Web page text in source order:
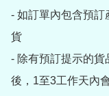
- 如訂單內包含預
貨
- 除有預訂提示的
後，1至3工作天內